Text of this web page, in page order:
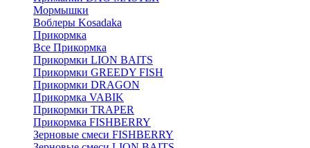
Мормышки
Воблеры Kosadaka
Прикормка
Все Прикормка
Прикормки LION BAITS
Прикормки GREEDY FISH
Прикормки DRAGON
Прикормка VABIK
Прикормки TRAPER
Прикормка FISHBERRY
Зерновые смеси FISHBERRY